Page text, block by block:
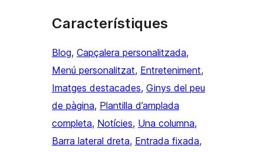
Característiques
Blog, Capçalera personalitzada
Menú personalitzat, Entreteniment
Imatges destacades, Ginys del peu
de pàgina, Plantilla d’amplada
completa, Notícies, Una columna
Barra lateral dreta, Entrada fixada